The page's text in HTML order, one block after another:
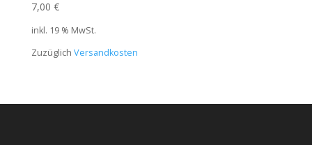
7,00 €
inkl. 19 % MwSt.
Zuzüglich Versandkosten